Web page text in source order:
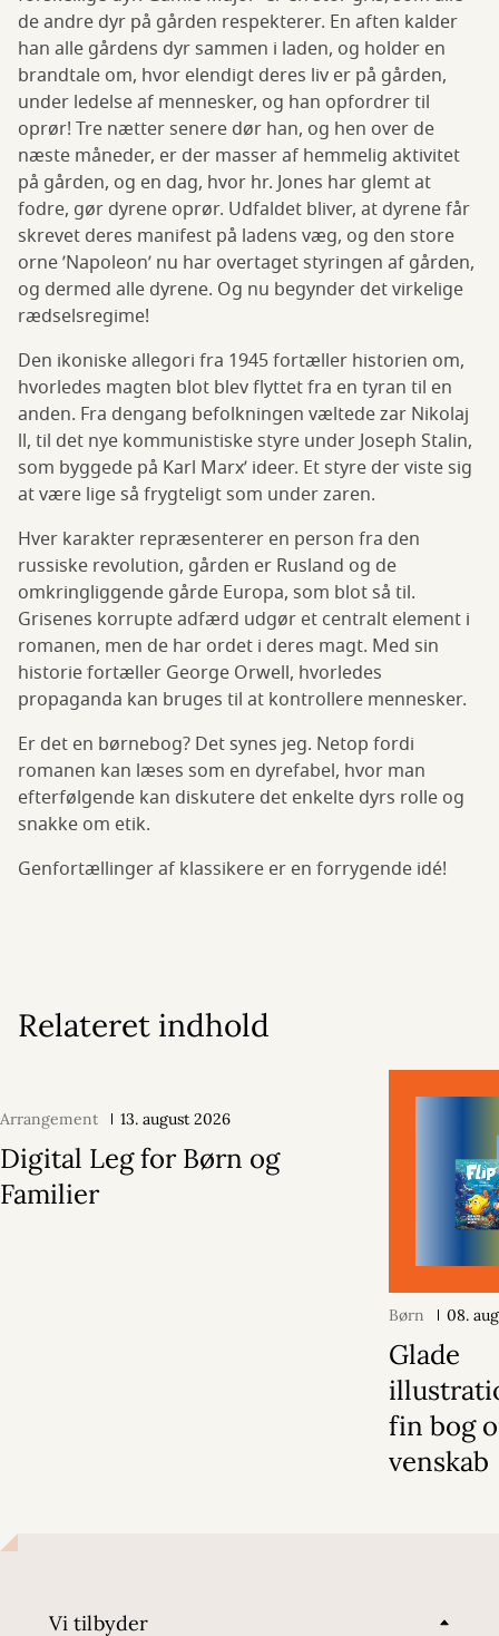
de andre dyr på gården respekterer. En aften kalder
han alle gårdens dyr sammen i laden, og holder en
brandtale om, hvor elendigt deres liv er på gården,
under ledelse af mennesker, og han opfordrer til
oprør! Tre nætter senere dør han, og hen over de
næste måneder, er der masser af hemmelig aktivitet
på gården, og en dag, hvor hr. Jones har glemt at
fodre, gør dyrene oprør. Udfaldet bliver, at dyrene får
skrevet deres manifest på ladens væg, og den store
orne ’Napoleon’ nu har overtaget styringen af gården,
og dermed alle dyrene. Og nu begynder det virkelige
rædselsregime!
Den ikoniske allegori fra 1945 fortæller historien om,
hvorledes magten blot blev flyttet fra en tyran til en
anden. Fra dengang befolkningen væltede zar Nikolaj
ll, til det nye kommunistiske styre under Joseph Stalin,
som byggede på Karl Marx’ ideer. Et styre der viste sig
at være lige så frygteligt som under zaren.
Hver karakter repræsenterer en person fra den
russiske revolution, gården er Rusland og de
omkringliggende gårde Europa, som blot så til.
Grisenes korrupte adfærd udgør et centralt element i
romanen, men de har ordet i deres magt. Med sin
historie fortæller George Orwell, hvorledes
propaganda kan bruges til at kontrollere mennesker.
Er det en børnebog? Det synes jeg. Netop fordi
romanen kan læses som en dyrefabel, hvor man
efterfølgende kan diskutere det enkelte dyrs rolle og
snakke om etik.
Genfortællinger af klassikere er en forrygende idé!
Relateret indhold
Arrangement 13. august 2026
Digital Leg for Børn og
Familier
Børn 08.
Glade
fin bog
venskab
Vi tilbyder